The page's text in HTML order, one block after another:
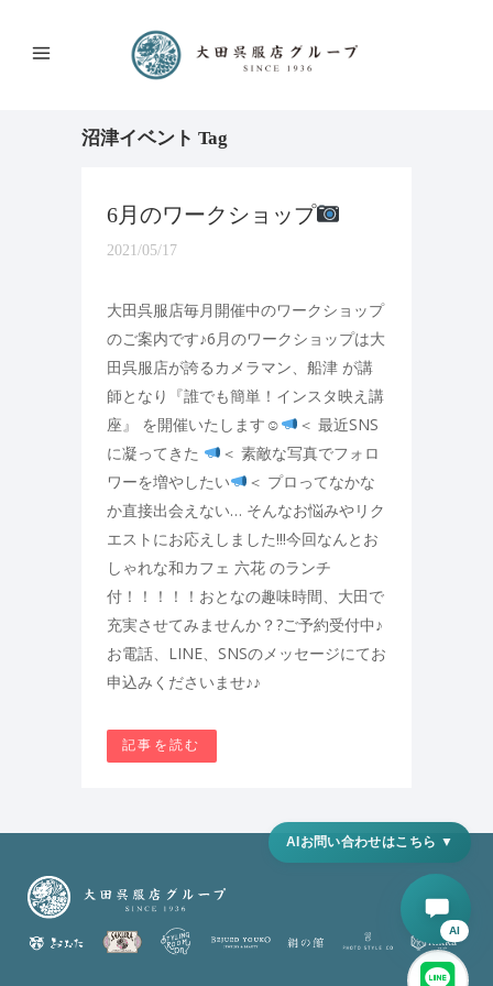
沼津イベント Tag
6月のワークショップ
2021/05/17
大田呉服店毎月開催中のワークショップ
のご案内です♪6月のワークショップは大
田呉服店が誇るカメラマン、船津 が講
師となり『誰でも簡単！インスタ映え講
座』 を開催いたします☺
＜ 最近SNS
に凝ってきた
＜ 素敵な写真でフォロ
ワーを増やしたい
＜ プロってなかな
か直接出会えない… そんなお悩みやリク
エストにお応えしました!!!今回なんとお
しゃれな和カフェ 六花 のランチ
付！！！！！おとなの趣味時間、大田で
充実させてみませんか？?ご予約受付中♪
お電話、LINE、SNSのメッセージにてお
申込みくださいませ♪♪
記事を読む
AI